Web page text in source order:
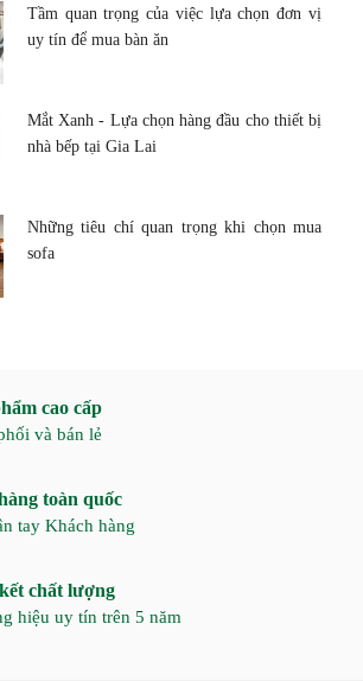
Tầm quan trọng của việc lựa chọn đơn vị
uy tín để mua bàn ăn
Mắt Xanh - Lựa chọn hàng đầu cho thiết bị
nhà bếp tại Gia Lai
Những tiêu chí quan trọng khi chọn mua
sofa
cao cấp
và bán lẻ
toàn quốc
tay Khách hàng
chất lượng
hiệu uy tín trên 5 năm